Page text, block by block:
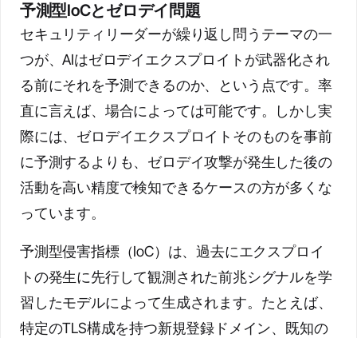
予測型IoCとゼロデイ問題
セキュリティリーダーが繰り返し問うテーマの一
つが、AIはゼロデイエクスプロイトが武器化され
る前にそれを予測できるのか、という点です。率
直に言えば、場合によっては可能です。しかし実
際には、ゼロデイエクスプロイトそのものを事前
に予測するよりも、ゼロデイ攻撃が発生した後の
活動を高い精度で検知できるケースの方が多くな
っています。
予測型侵害指標（IoC）は、過去にエクスプロイ
トの発生に先行して観測された前兆シグナルを学
習したモデルによって生成されます。たとえば、
特定のTLS構成を持つ新規登録ドメイン、既知の